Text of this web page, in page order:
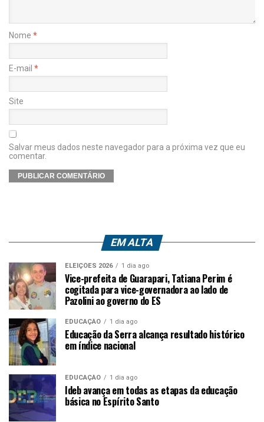
Nome *
E-mail *
Site
Salvar meus dados neste navegador para a próxima vez que eu
comentar.
EM ALTA
ELEIÇÕES 2026 1 dia ago
Vice-prefeita de Guarapari, Tatiana Perim é
cogitada para vice-governadora ao lado de
Pazolini ao governo do ES
EDUCAÇÃO 1 dia ago
Educação da Serra alcança resultado histórico
em índice nacional
EDUCAÇÃO 1 dia ago
Ideb avança em todas as etapas da educação
básica no Espírito Santo